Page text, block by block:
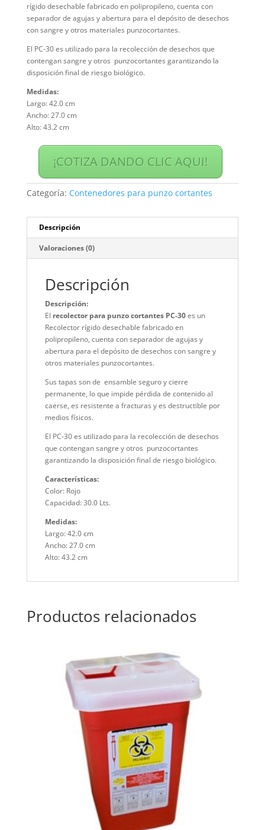
rígido desechable fabricado en polipropileno, cuenta con
separador de agujas y abertura para el depósito de desechos
con sangre y otros materiales punzocortantes.
El PC-30 es utilizado para la recolección de desechos que
contengan sangre y otros punzocortantes garantizando la
disposición final de riesgo biológico.
Medidas:
Largo: 42.0 cm
Ancho: 27.0 cm
Alto: 43.2 cm
¡COTIZA DANDO CLIC AQUI!
Categoría: Contenedores para punzo cortantes
Descripción
Valoraciones (0)
Descripción
Descripción:
El recolector para punzo cortantes PC-30es un
Recolector rígido desechable fabricado en
polipropileno, cuenta con separador de agujas y
abertura para el depósito de desechos con sangre y
otros materiales punzocortantes.
Sus tapas son de ensamble seguro y cierre
permanente, lo que impide pérdida de contenido al
caerse, es resistente a fracturas y es destructible por
medios físicos.
El PC-30 es utilizado para la recolección de desechos
que contengan sangre y otros punzocortantes
garantizando la disposición final de riesgo biológico.
Características:
Color: Rojo
Capacidad: 30.0 Lts.
Medidas:
Largo: 42.0 cm
Ancho: 27.0 cm
Alto: 43.2 cm
Productos relacionados